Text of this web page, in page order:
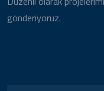
gönderiyoruz.